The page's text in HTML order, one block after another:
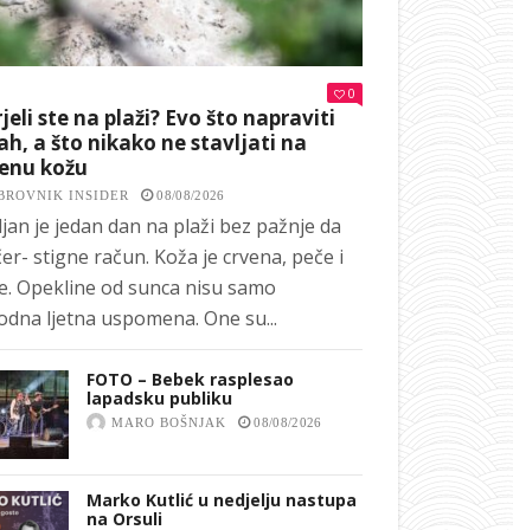
0
ste na plaži? Evo što napraviti
a što nikako ne stavljati na
kožu
INSIDER 08/08/2026
je jedan dan na plaži bez pažnje da
stigne račun. Koža je crvena, peče i
Opekline od sunca nisu samo
ljetna uspomena. One su...
FOTO – Bebek rasplesao
lapadsku publiku
MARO BOŠNJAK 08/08/2026
Marko Kutlić u nedjelju nastupa
na Orsuli